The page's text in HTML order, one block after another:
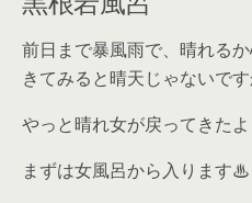
前日まで暴風雨で、晴れる
きてみると晴天じゃないで
やっと晴れ女が戻ってきた
まずは女風呂から入ります♨︎